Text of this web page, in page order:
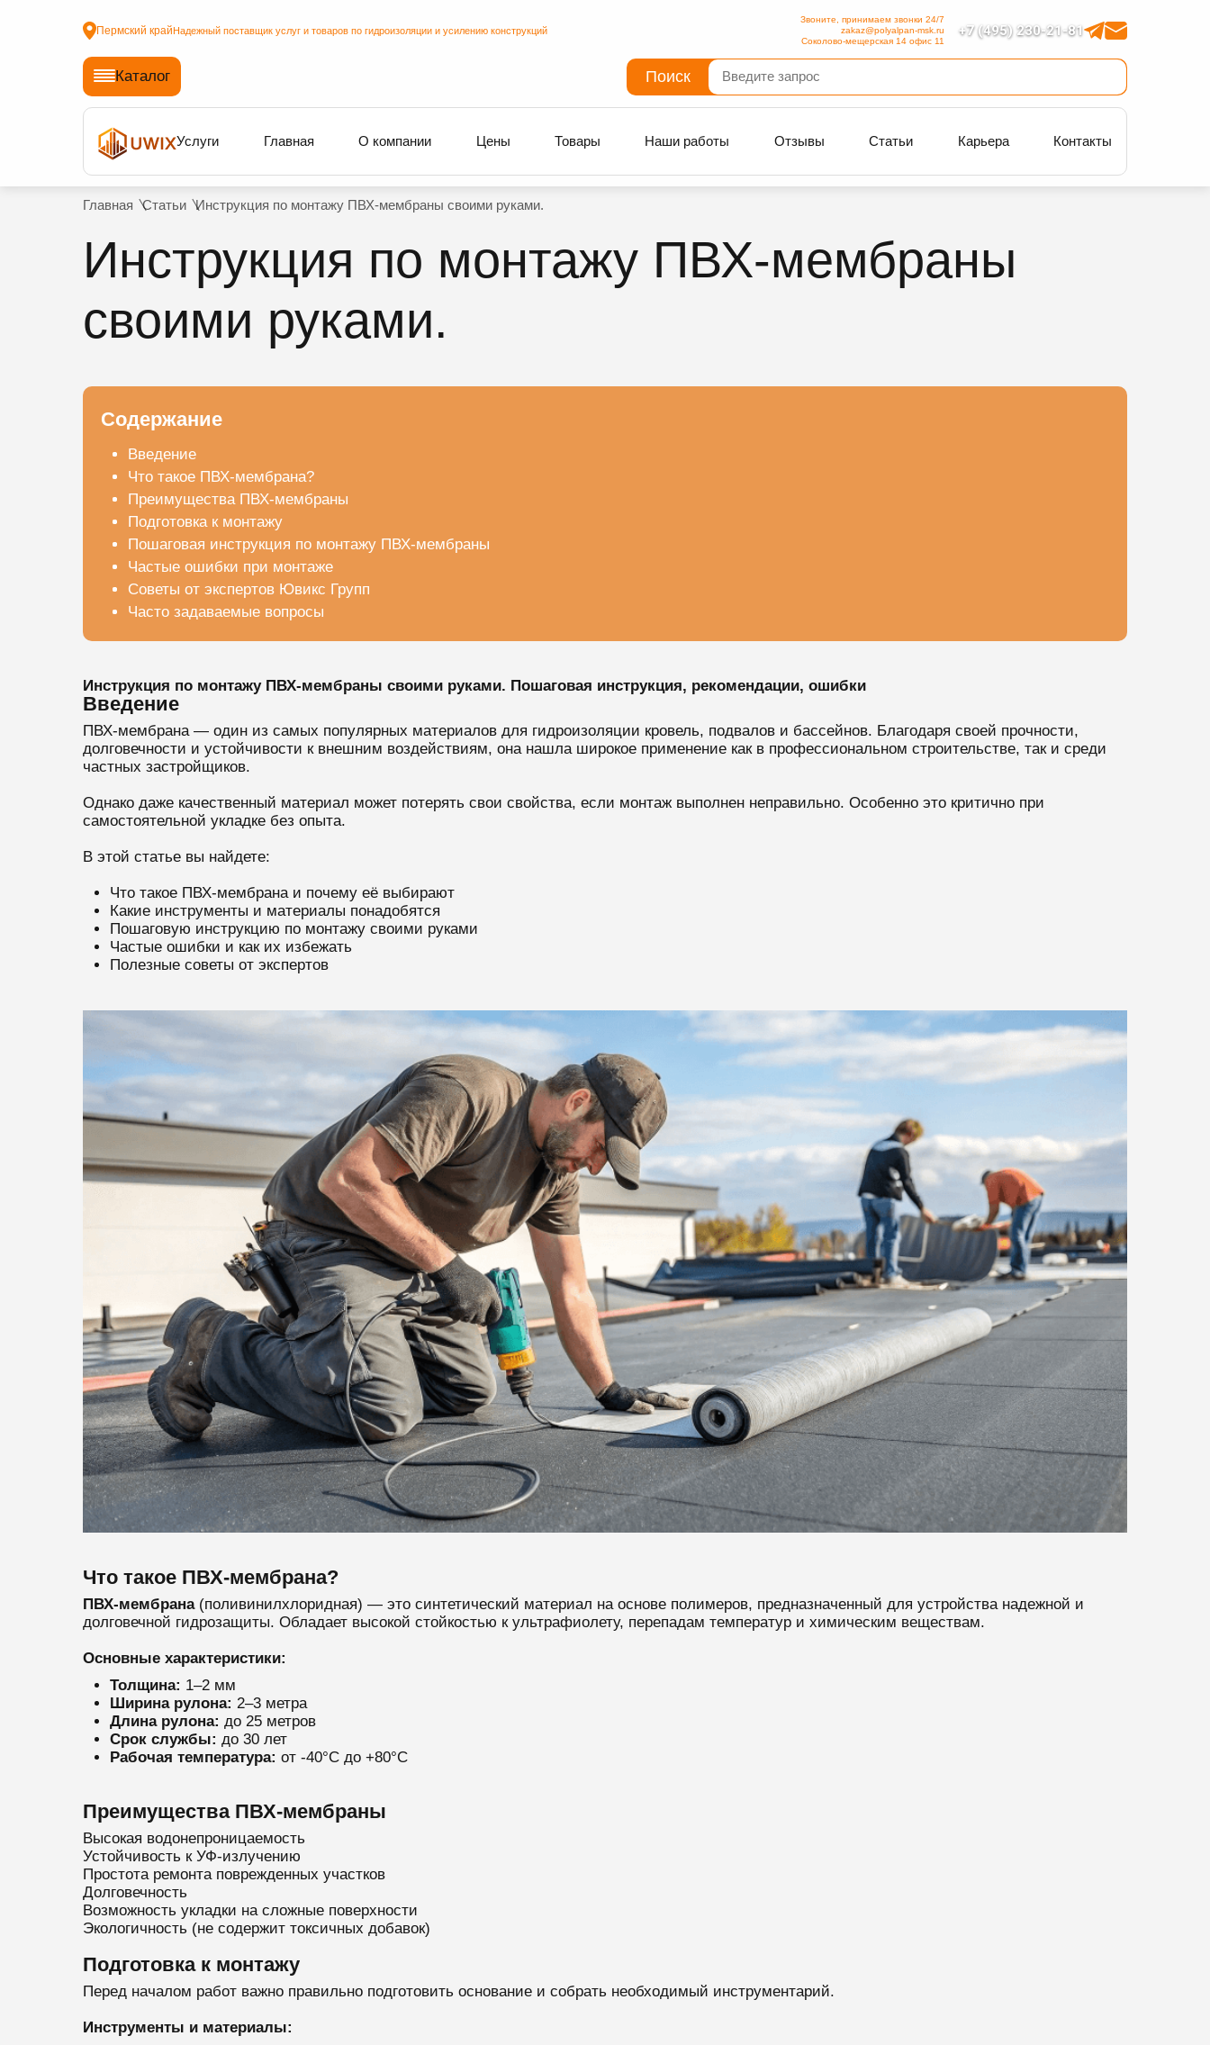
Пермский крайНадежный поставщик услуг и товаров по гидроизоляции и усилению конструкций +7 (495) 230-21-81
Звоните, принимаем звонки 24/7
zakaz@polyalpan-msk.ru
Соколово-мещерская 14 офис 11
Каталог Поиск
Услуги Главная О компании Цены Товары Наши работы Отзывы Статьи Карьера Контакты
Главная Статьи Инструкция по монтажу ПВХ-мембраны своими руками.
Инструкция по монтажу ПВХ-мембраны
своими руками.
Содержание
Введение
Что такое ПВХ-мембрана?
Преимущества ПВХ-мембраны
Подготовка к монтажу
Пошаговая инструкция по монтажу ПВХ-мембраны
Частые ошибки при монтаже
Советы от экспертов Ювикс Групп
Часто задаваемые вопросы
Инструкция по монтажу ПВХ-мембраны своими руками. Пошаговая инструкция, рекомендации, ошибки
Введение
ПВХ-мембрана — один из самых популярных материалов для гидроизоляции кровель, подвалов и бассейнов. Благодаря своей прочности,
долговечности и устойчивости к внешним воздействиям, она нашла широкое применение как в профессиональном строительстве, так и среди
частных застройщиков.
Однако даже качественный материал может потерять свои свойства, если монтаж выполнен неправильно. Особенно это критично при
самостоятельной укладке без опыта.
В этой статье вы найдете:
Что такое ПВХ-мембрана и почему её выбирают
Какие инструменты и материалы понадобятся
Пошаговую инструкцию по монтажу своими руками
Частые ошибки и как их избежать
Полезные советы от экспертов
Что такое ПВХ-мембрана?
ПВХ-мембрана (поливинилхлоридная) — это синтетический материал на основе полимеров, предназначенный для устройства надежной и
долговечной гидрозащиты. Обладает высокой стойкостью к ультрафиолету, перепадам температур и химическим веществам.
Основные характеристики:
Толщина: 1–2 мм
Ширина рулона: 2–3 метра
Длина рулона: до 25 метров
Срок службы: до 30 лет
Рабочая температура: от -40°C до +80°C
Преимущества ПВХ-мембраны
Высокая водонепроницаемость
Устойчивость к УФ-излучению
Простота ремонта поврежденных участков
Долговечность
Возможность укладки на сложные поверхности
Экологичность (не содержит токсичных добавок)
Подготовка к монтажу
Перед началом работ важно правильно подготовить основание и собрать необходимый инструментарий.
Инструменты и материалы: